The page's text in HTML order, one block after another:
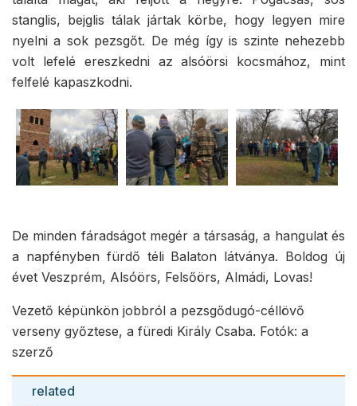
stanglis, bejglis tálak jártak körbe, hogy legyen mire
nyelni a sok pezsgőt. De még így is szinte nehezebb
volt lefelé ereszkedni az alsóörsi kocsmához, mint
felfelé kapaszkodni.
De minden fáradságot megér a társaság, a hangulat és
a napfényben fürdő téli Balaton látványa. Boldog új
évet Veszprém, Alsóörs, Felsőörs, Almádi, Lovas!
Vezető képünkön jobbról a pezsgődugó-céllövő
verseny győztese, a füredi Király Csaba. Fotók: a
szerző
related